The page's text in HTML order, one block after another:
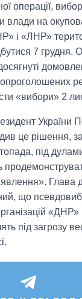
операції,
влади на
і «ЛНР»
7 грудня.
«вибори» 2
України
це рішення,
під
Глава
що
під загрозу